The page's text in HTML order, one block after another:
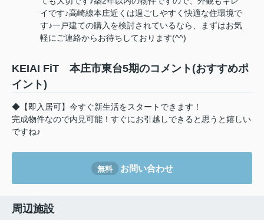
イです♪高崎線本庄近くは過ごしやすく快適な住環境で
す♪一戸建ての購入を検討されているなら、まずはお気
軽にご連絡からお待ちしております(^^)
KEIAI FiT 本庄市東台5期のコメント(おすすめポ
イント)
◆【即入居可】今すぐ新生活をスタートできます！
完成物件なので内見可能！すぐにお引越しできると思うと嬉しい
ですね♪
無料 お問い合わせ
周辺施設